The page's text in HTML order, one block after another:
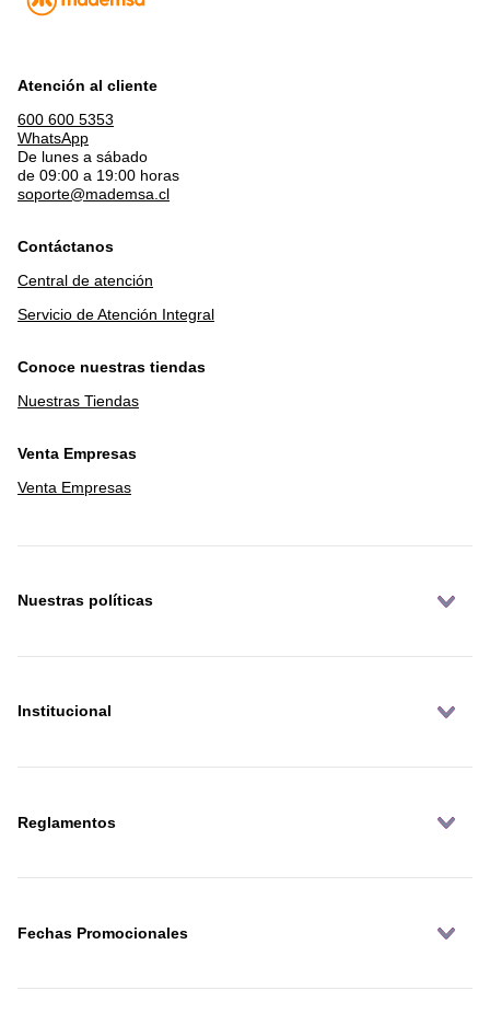
Atención al cliente
600 600 5353
WhatsApp
De lunes a sábado
de 09:00 a 19:00 horas
soporte@mademsa.cl
Contáctanos
Central de atención
Servicio de Atención Integral
Conoce nuestras tiendas
Nuestras Tiendas
Venta Empresas
Venta Empresas
Nuestras políticas
Institucional
Reglamentos
Fechas Promocionales